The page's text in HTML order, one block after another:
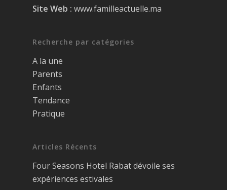
Site Web : www.familleactuelle.ma
Recherche par catégories
A la une
Parents
Enfants
Tendance
Pratique
Articles Récents
Four Seasons Hotel Rabat dévoile ses
expériences estivales